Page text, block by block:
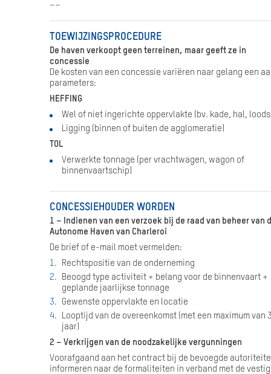
––
TOEWIJZINGSPROCEDURE
De haven verkoopt geen terreinen, maar geeft ze in
concessie
De kosten van een concessie variëren naar gelang een
parameters:
HEFFING
Wel of niet ingerichte oppervlakte (bv. kade, hal, loods)
Ligging (binnen of buiten de agglomeratie)
TOL
Verwerkte tonnage (per vrachtwagen, wagon of
binnenvaartschip)
CONCESSIEHOUDER WORDEN
1 – Indienen van een verzoek bij de raad van beheer van
Autonome Haven van Charleroi
De brief of e-mail moet vermelden:
Rechtspositie van de onderneming
Beoogd type activiteit + belang voor de binnenvaart +
geplande jaarlijkse tonnage
Gewenste oppervlakte en locatie
Looptijd van de overeenkomst (met een maximum van
jaar)
2 – Verkrijgen van de noodzakelijke vergunningen
Voorafgaand aan het contract bij de bevoegde
informeren naar de formaliteiten in verband met de